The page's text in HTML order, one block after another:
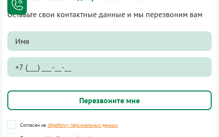
Оставьте свои контактные данные и мы перезвоним вам
Согласен на обработку персональных данных